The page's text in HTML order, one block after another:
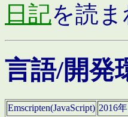
日記を読
言語/開発
Emscripten(JavaScript) 2016年